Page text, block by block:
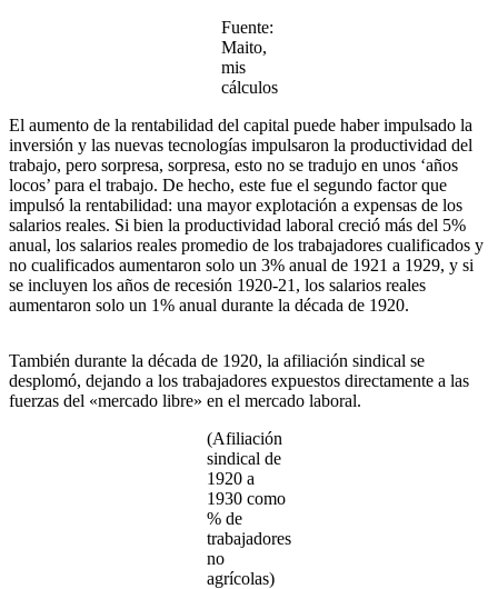
Fuente:
Maito,
mis
cálculos
El aumento de la rentabilidad del capital puede haber impulsado la
inversión y las nuevas tecnologías impulsaron la productividad del
trabajo, pero sorpresa, sorpresa, esto no se tradujo en unos ‘años
locos’ para el trabajo. De hecho, este fue el segundo factor que
impulsó la rentabilidad: una mayor explotación a expensas de los
salarios reales. Si bien la productividad laboral creció más del 5%
anual, los salarios reales promedio de los trabajadores cualificados y
no cualificados aumentaron solo un 3% anual de 1921 a 1929, y si
se incluyen los años de recesión 1920-21, los salarios reales
aumentaron solo un 1% anual durante la década de 1920.
También durante la década de 1920, la afiliación sindical se
desplomó, dejando a los trabajadores expuestos directamente a las
fuerzas del «mercado libre» en el mercado laboral.
(Afiliación
sindical de
1920 a
1930 como
% de
trabajadores
no
agrícolas)